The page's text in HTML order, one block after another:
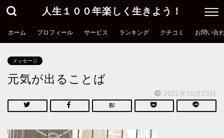
人生１００年楽しく生きよう！
ホーム プロフィール サービス ランキング クチコミ お問い合
メッセージ
元気が出ることば
2021年10月23日